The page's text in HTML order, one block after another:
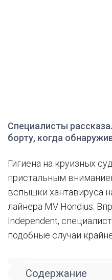
Специалисты
борту, когда
Гигиена на круизных
пристальным
вспышки хантавируса
лайнера MV Hondius.
Independent,
подобные случаи
Содержание